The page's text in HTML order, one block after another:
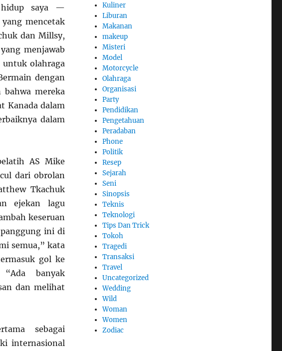
hidup saya —
mencetak
dan Millsy,
menjawab
untuk olahraga
dengan
mereka
Kanada dalam
dalam
AS Mike
dari obrolan
Tkachuk
ejekan lagu
keseruan
ini di
semua,” kata
gol ke
banyak
dan melihat
sebagai
internasional
Kuliner
Liburan
Makanan
makeup
Misteri
Model
Motorcycle
Olahraga
Organisasi
Party
Pendidikan
Pengetahuan
Peradaban
Phone
Politik
Resep
Sejarah
Seni
Sinopsis
Teknis
Teknologi
Tips Dan Trick
Tokoh
Tragedi
Transaksi
Travel
Uncategorized
Wedding
Wild
Woman
Women
Zodiac